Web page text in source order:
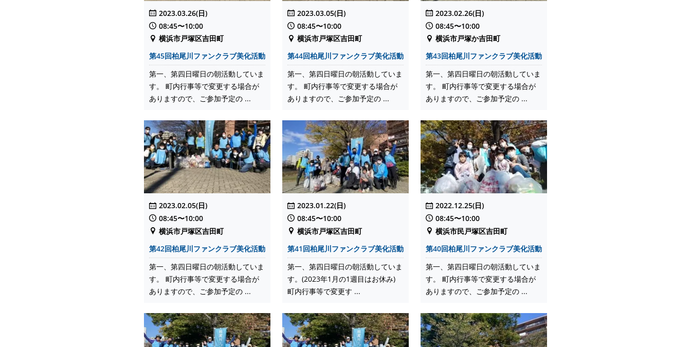
2023.03.26(日)
08:45〜10:00
横浜市戸塚区吉田町
第45回柏尾川ファンクラブ美化活動
第一、第四日曜日の朝活動していま
す。 町内行事等で変更する場合が
ありますので、ご参加予定の ...
2023.03.05(日)
08:45〜10:00
横浜市戸塚区吉田町
第44回柏尾川ファンクラブ美化活動
第一、第四日曜日の朝活動していま
す。 町内行事等で変更する場合が
ありますので、ご参加予定の ...
2023.02.26(日)
08:45〜10:00
横浜市戸塚か吉田町
第43回柏尾川ファンクラブ美化活動
第一、第四日曜日の朝活動していま
す。 町内行事等で変更する場合が
ありますので、ご参加予定の ...
2023.02.05(日)
08:45〜10:00
横浜市戸塚区吉田町
第42回柏尾川ファンクラブ美化活動
第一、第四日曜日の朝活動していま
す。 町内行事等で変更する場合が
ありますので、ご参加予定の ...
2023.01.22(日)
08:45〜10:00
横浜市戸塚区吉田町
第41回柏尾川ファンクラブ美化活動
第一、第四日曜日の朝活動していま
す。(2023年1月の1週目はお休み)
町内行事等で変更す ...
2022.12.25(日)
08:45〜10:00
横浜市民戸塚区吉田町
第40回柏尾川ファンクラブ美化活動
第一、第四日曜日の朝活動していま
す。 町内行事等で変更する場合が
ありますので、ご参加予定の ...